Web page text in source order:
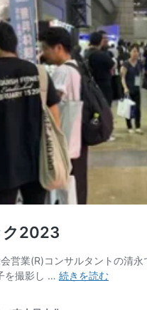
ク2023
営業(R)コンサルタントの清
を撮影し … 続きを読むス